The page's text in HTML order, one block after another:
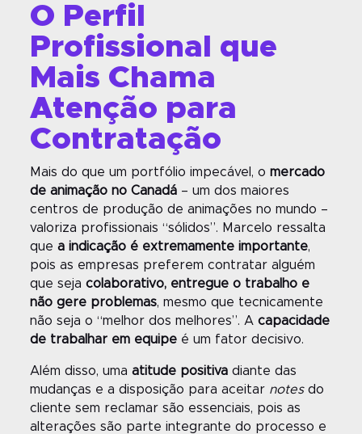
O Perfil
Profissional que
Mais Chama
Atenção para
Contratação
Mais do que um portfólio impecável, o mercado
de animação no Canadá– um dos maiores
centros de produção de animações no mundo –
valoriza profissionais “sólidos”. Marcelo ressalta
que a indicação é extremamente importante,
pois as empresas preferem contratar alguém
que seja colaborativo, entregue o trabalho e
não gere problemas, mesmo que tecnicamente
não seja o “melhor dos melhores”. A capacidade
de trabalhar em equipeé um fator decisivo.
Além disso, uma atitude positivadiante das
mudanças e a disposição para aceitar notesdo
cliente sem reclamar são essenciais, pois as
alterações são parte integrante do processo e